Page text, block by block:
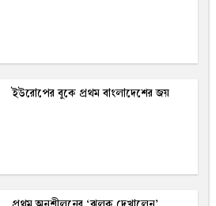
ইউরোপের বুকে প্রথম বাংলাদেশের জয়